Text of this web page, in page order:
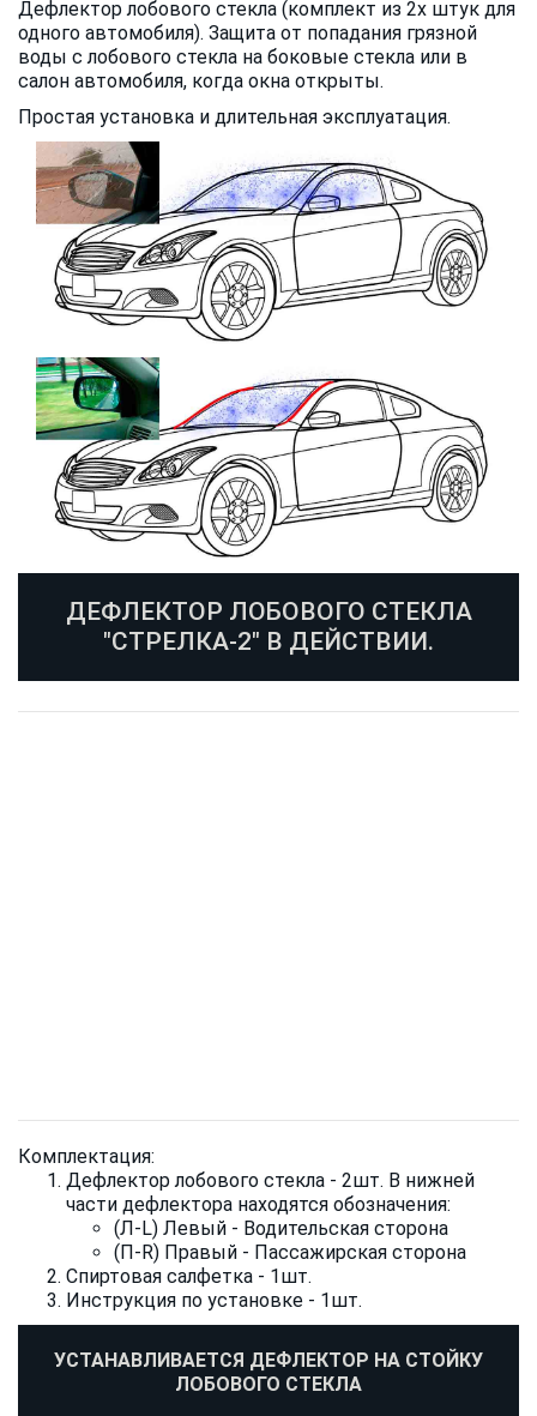
Дефлектор лобового стекла (комплект из 2х штук для
одного автомобиля). Защита от попадания грязной
воды с лобового стекла на боковые стекла или в
салон автомобиля, когда окна открыты.
Простая установка и длительная эксплуатация.
ДЕФЛЕКТОР ЛОБОВОГО СТЕКЛА
"СТРЕЛКА-2" В ДЕЙСТВИИ.
Комплектация:
Дефлектор лобового стекла - 2шт. В нижней
части дефлектора находятся обозначения:
(Л-L) Левый - Водительская сторона
(П-R) Правый - Пассажирская сторона
Спиртовая салфетка - 1шт.
Инструкция по установке - 1шт.
УСТАНАВЛИВАЕТСЯ ДЕФЛЕКТОР НА СТОЙКУ
ЛОБОВОГО СТЕКЛА